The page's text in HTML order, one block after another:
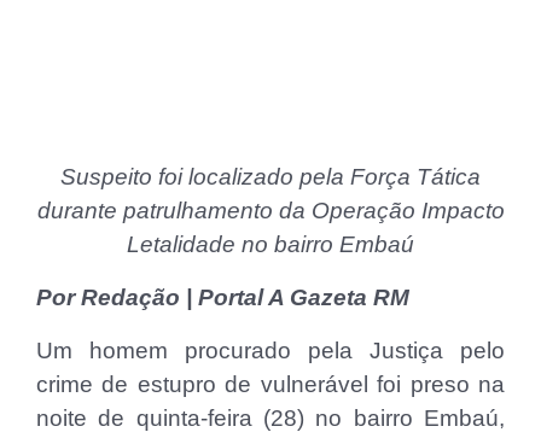
Suspeito foi localizado pela Força Tática
durante patrulhamento da Operação Impacto
Letalidade no bairro Embaú
Por Redação | Portal A Gazeta RM
Um homem procurado pela Justiça pelo
crime de estupro de vulnerável foi preso na
noite de quinta-feira (28) no bairro Embaú,